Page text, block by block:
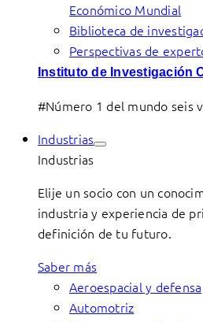
Económico Mundial
Biblioteca de
Perspectivas de
Instituto de Investigación
#Número 1 del mundo seis
Industrias
Industrias
Elije un socio con un
industria y experiencia de
definición de tu futuro.
Saber más
Aeroespacial y defensa
Automotriz